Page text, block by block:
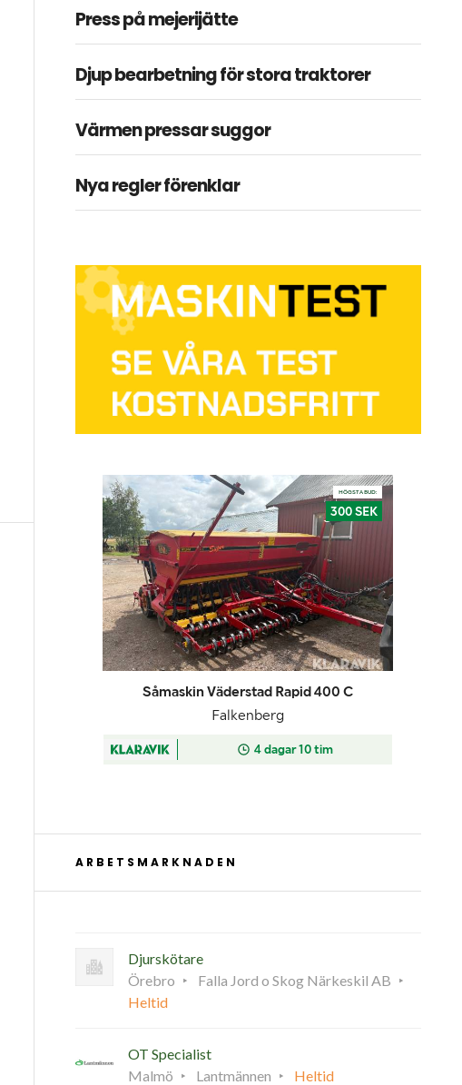
Press på mejerijätte
Djup bearbetning för stora traktorer
Värmen pressar suggor
Nya regler förenklar
ARBETSMARKNADEN
Djurskötare
Örebro
Falla Jord o Skog Närkeskil AB
Heltid
OT Specialist
Malmö
Lantmännen Heltid